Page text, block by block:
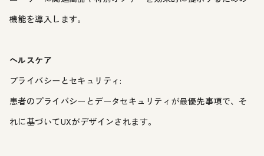
機能を導入します。
ヘルスケア
プライバシーとセキュリティ:
患者のプライバシーとデータセキュリティが最優先事項で、そ
れに基づいてUXがデザインされます。